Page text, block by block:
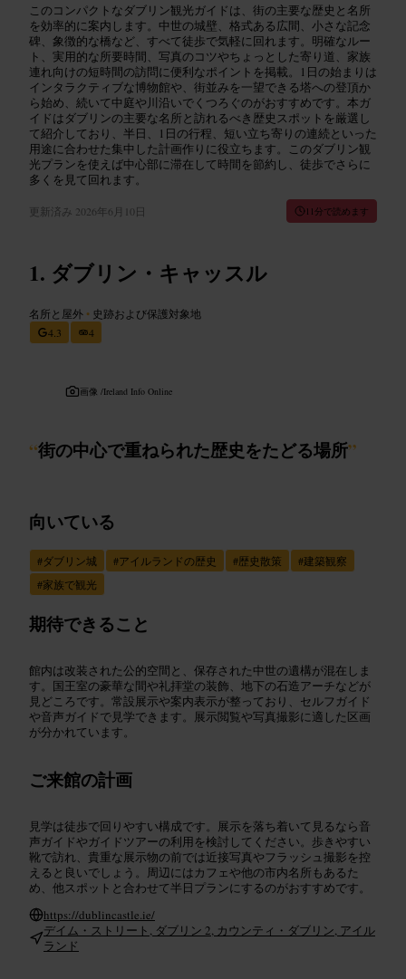
このコンパクトなダブリン観光ガイドは、街の主要な歴史と名所
を効率的に案内します。中世の城壁、格式ある広間、小さな記念
碑、象徴的な橋など、すべて徒歩で気軽に回れます。明確なルー
ト、実用的な所要時間、写真のコツやちょっとした寄り道、家族
連れ向けの短時間の訪問に便利なポイントを掲載。1日の始まりは
インタラクティブな博物館や、街並みを一望できる塔への登頂か
ら始め、続いて中庭や川沿いでくつろぐのがおすすめです。本ガ
イドはダブリンの主要な名所と訪れるべき歴史スポットを厳選し
て紹介しており、半日、1日の行程、短い立ち寄りの連続といった
用途に合わせた集中した計画作りに役立ちます。このダブリン観
光プランを使えば中心部に滞在して時間を節約し、徒歩でさらに
多くを見て回れます。
更新済み 2026年6月10日 11分で読めます
ダブリン・キャッスル
名所と屋外 • 史跡および保護対象地
4.3
4
画像 /Ireland Info Online
“街の中心で重ねられた歴史をたどる場所”
向いている
#ダブリン城 #アイルランドの歴史 #歴史散策 #建築観察
#家族で観光
期待できること
館内は改装された公的空間と、保存された中世の遺構が混在しま
す。国王室の豪華な間や礼拝堂の装飾、地下の石造アーチなどが
見どころです。常設展示や案内表示が整っており、セルフガイド
や音声ガイドで見学できます。展示閲覧や写真撮影に適した区画
が分かれています。
ご来館の計画
見学は徒歩で回りやすい構成です。展示を落ち着いて見るなら音
声ガイドやガイドツアーの利用を検討してください。歩きやすい
靴で訪れ、貴重な展示物の前では近接写真やフラッシュ撮影を控
えると良いでしょう。周辺にはカフェや他の市内名所もあるた
め、他スポットと合わせて半日プランにするのがおすすめです。
https://dublincastle.ie/
デイム・ストリート, ダブリン 2, カウンティ・ダブリン, アイル
ランド